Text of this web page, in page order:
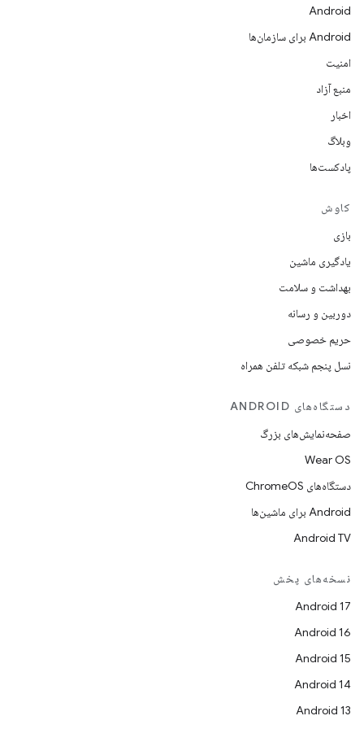
Android
Android برای سازمان‌ها
امنیت
منبع آزاد
اخبار
وبلاگ
پادکست‌ها
کاوش
بازی
یادگیری ماشین
بهداشت و سلامت
دوربین و رسانه
حریم خصوصی
نسل پنجم شبکه تلفن همراه
دستگاه‌های ANDROID
صفحه‌نمایش‌های بزرگ
Wear OS
دستگاه‌های ChromeOS
Android برای ماشین‌ها
Android TV
نسخه‌های پخش
Android 17
Android 16
Android 15
Android 14
Android 13